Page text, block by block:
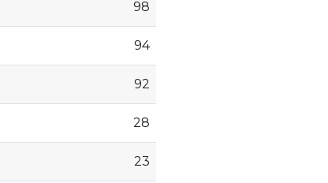
98
94
92
28
23